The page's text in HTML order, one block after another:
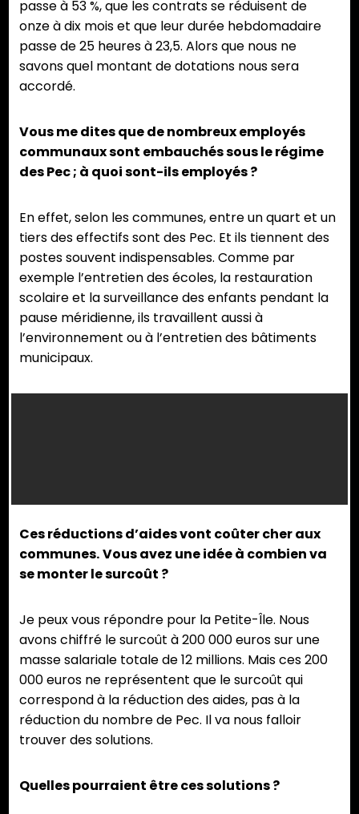
passe à 53 %, que les contrats se réduisent de
onze à dix mois et que leur durée hebdomadaire
passe de 25 heures à 23,5. Alors que nous ne
savons quel montant de dotations nous sera
accordé.
Vous me dites que de nombreux employés
communaux sont embauchés sous le régime
des Pec ; à quoi sont-ils employés ?
En effet, selon les communes, entre un quart et un
tiers des effectifs sont des Pec. Et ils tiennent des
postes souvent indispensables. Comme par
exemple l’entretien des écoles, la restauration
scolaire et la surveillance des enfants pendant la
pause méridienne, ils travaillent aussi à
l’environnement ou à l’entretien des bâtiments
municipaux.
(Photos PhN)
Ces réductions d’aides vont coûter cher aux
communes.Vous avez une idée à combien va
se monter le surcoût ?
Je peux vous répondre pour la Petite-Île. Nous
avons chiffré le surcoût à 200 000 euros sur une
masse salariale totale de 12 millions. Mais ces 200
000 euros ne représentent que le surcoût qui
correspond à la réduction des aides, pas à la
réduction du nombre de Pec. Il va nous falloir
trouver des solutions.
Quelles pourraient être ces solutions ?